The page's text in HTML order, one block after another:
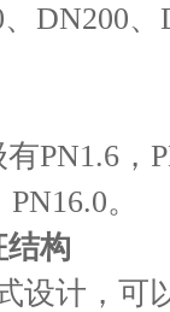
DN200、
，
。
构
计，可